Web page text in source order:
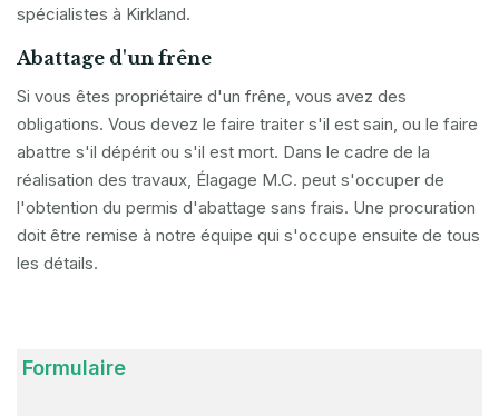
spécialistes à Kirkland.
Abattage d'un frêne
Si vous êtes propriétaire d'un frêne, vous avez des
obligations. Vous devez le faire traiter s'il est sain, ou le faire
abattre s'il dépérit ou s'il est mort. Dans le cadre de la
réalisation des travaux, Élagage M.C. peut s'occuper de
l'obtention du permis d'abattage sans frais. Une procuration
doit être remise à notre équipe qui s'occupe ensuite de tous
les détails.
Formulaire